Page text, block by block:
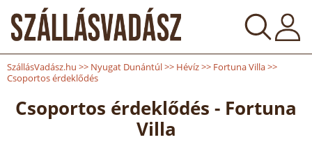
SzállásVadász.hu >> Nyugat Dunántúl>> Hévíz>> Fortuna Villa>>
Csoportos érdeklődés
Csoportos érdeklődés - Fortuna
Villa